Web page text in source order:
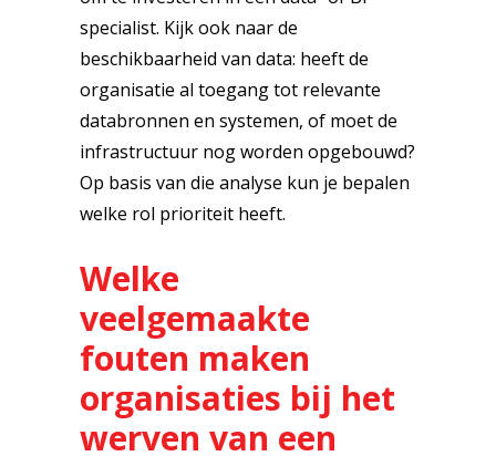
specialist. Kijk ook naar de
beschikbaarheid van data: heeft de
organisatie al toegang tot relevante
databronnen en systemen, of moet de
infrastructuur nog worden opgebouwd?
Op basis van die analyse kun je bepalen
welke rol prioriteit heeft.
Welke
veelgemaakte
fouten maken
organisaties bij het
werven van een